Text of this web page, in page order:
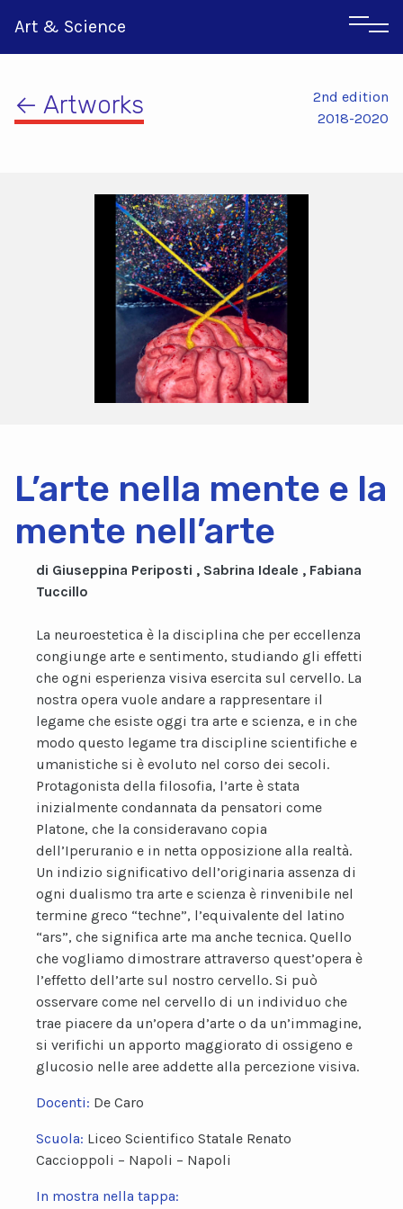
Art & Science
← Artworks
2nd edition
2018-2020
L’arte nella mente e la
mente nell’arte
di Giuseppina Periposti , Sabrina Ideale , Fabiana
Tuccillo
La neuroestetica è la disciplina che per eccellenza
congiunge arte e sentimento, studiando gli effetti
che ogni esperienza visiva esercita sul cervello. La
nostra opera vuole andare a rappresentare il
legame che esiste oggi tra arte e scienza, e in che
modo questo legame tra discipline scientifiche e
umanistiche si è evoluto nel corso dei secoli.
Protagonista della filosofia, l’arte è stata
inizialmente condannata da pensatori come
Platone, che la consideravano copia
dell’Iperuranio e in netta opposizione alla realtà.
Un indizio significativo dell’originaria assenza di
ogni dualismo tra arte e scienza è rinvenibile nel
termine greco “techne”, l’equivalente del latino
“ars”, che significa arte ma anche tecnica. Quello
che vogliamo dimostrare attraverso quest’opera è
l’effetto dell’arte sul nostro cervello. Si può
osservare come nel cervello di un individuo che
trae piacere da un’opera d’arte o da un’immagine,
si verifichi un apporto maggiorato di ossigeno e
glucosio nelle aree addette alla percezione visiva.
Docenti: De Caro
Scuola: Liceo Scientifico Statale Renato
Caccioppoli – Napoli – Napoli
In mostra nella tappa: